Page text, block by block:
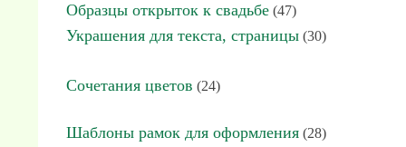
Образцы открыток к свадьбе (47)
Украшения для текста, страницы (30)
Сочетания цветов (24)
Шаблоны рамок для оформления (28)